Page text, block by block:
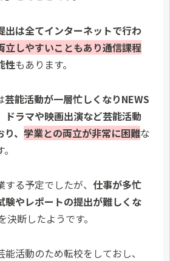
出は全てインターネットで行わ
立しやすいこともあり通信課程
性もあります。
芸能活動が一層忙しくなりNEWS
ドラマや映画出演など芸能活動
、 学業との両立が非常に困難な
る予定でしたが、 仕事が多忙
験やレポートの提出が難しくな
決断したようです。
活動のため転校をしておし、